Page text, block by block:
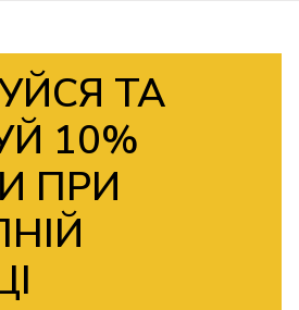
ТА
10%
ПРИ